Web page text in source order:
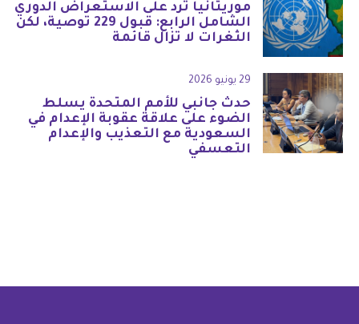
موريتانيا ترد على الاستعراض الدوري
الشامل الرابع: قبول 229 توصية، لكن
الثغرات لا تزال قائمة
29 يونيو 2026
حدث جانبي للأمم المتحدة يسلط
الضوء على علاقة عقوبة الإعدام في
السعودية مع التعذيب والإعدام
التعسفي